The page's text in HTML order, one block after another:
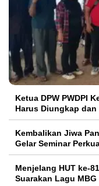
Ketua DPW PWDPI
Harus Diungkap
Kembalikan Jiwa
Gelar Seminar
Menjelang HUT ke-
Suarakan Lagu